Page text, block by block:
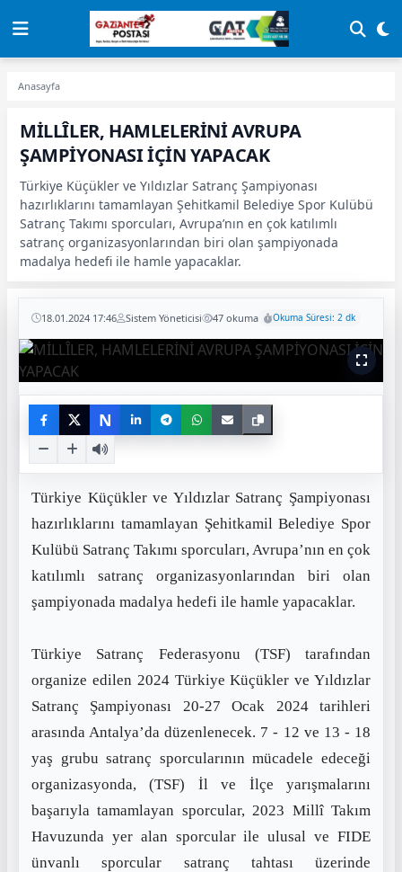
Anasayfa
MİLLÎLER, HAMLELERİNİ AVRUPA
ŞAMPİYONASI İÇİN YAPACAK
Türkiye Küçükler ve Yıldızlar Satranç Şampiyonası
hazırlıklarını tamamlayan Şehitkamil Belediye Spor Kulübü
Satranç Takımı sporcuları, Avrupa’nın en çok katılımlı
satranç organizasyonlarından biri olan şampiyonada
madalya hedefi ile hamle yapacaklar.
18.01.2024 17:46 Sistem Yöneticisi 47 okuma Okuma Süresi: 2 dk
N
Türkiye Küçükler ve Yıldızlar Satranç Şampiyonası
hazırlıklarını tamamlayan Şehitkamil Belediye Spor
Kulübü Satranç Takımı sporcuları, Avrupa’nın en çok
katılımlı satranç organizasyonlarından biri olan
şampiyonada madalya hedefi ile hamle yapacaklar.
Türkiye Satranç Federasyonu (TSF) tarafından
organize edilen 2024 Türkiye Küçükler ve Yıldızlar
Satranç Şampiyonası 20-27 Ocak 2024 tarihleri
arasında Antalya’da düzenlenecek. 7 - 12 ve 13 - 18
yaş grubu satranç sporcularının mücadele edeceği
organizasyonda, (TSF) İl ve İlçe yarışmalarını
başarıyla tamamlayan sporcular, 2023 Millî Takım
Havuzunda yer alan sporcular ile ulusal ve FIDE
ünvanlı sporcular satranç tahtası üzerinde